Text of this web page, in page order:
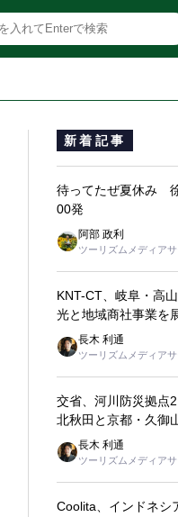
新着記事
待ってたぜ夏休み
00発
阿部 政利
ツーリズムメディアサ
KNT-CT、岐阜・高
光と地域商社事業を
長木 利通
ツーリズムメディアサ
交省、河川防災拠点
北秋田と京都・久御
長木 利通
ツーリズムメディアサ
Coolita、インドネシ